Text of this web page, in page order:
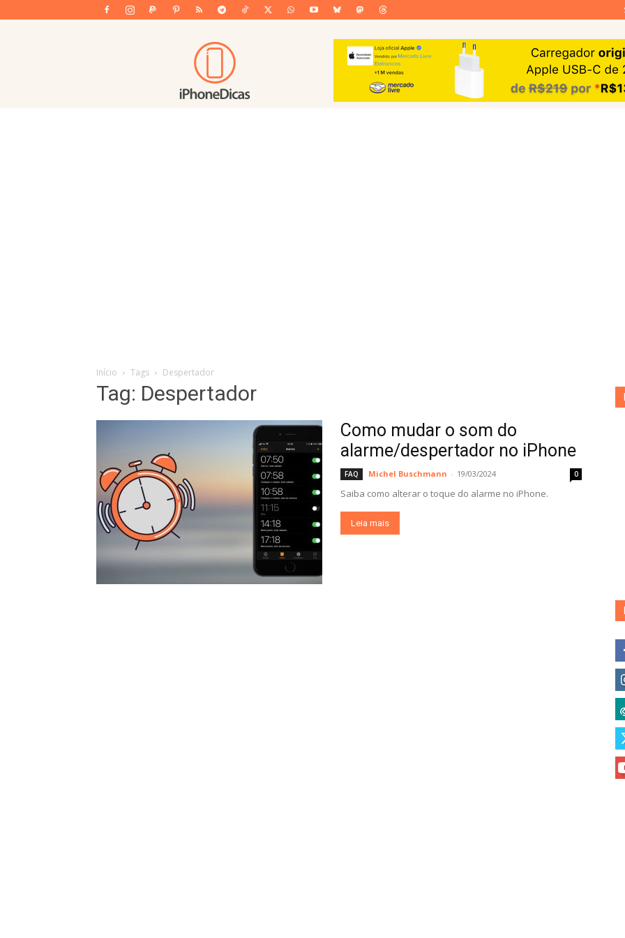
iPhoneDicas
Início Tags Despertador
Tag: Despertador
Como mudar o som do
alarme/despertador no iPhone
FAQ Michel Buschmann - 19/03/2024 0
Saiba como alterar o toque do alarme no iPhone.
Leia mais